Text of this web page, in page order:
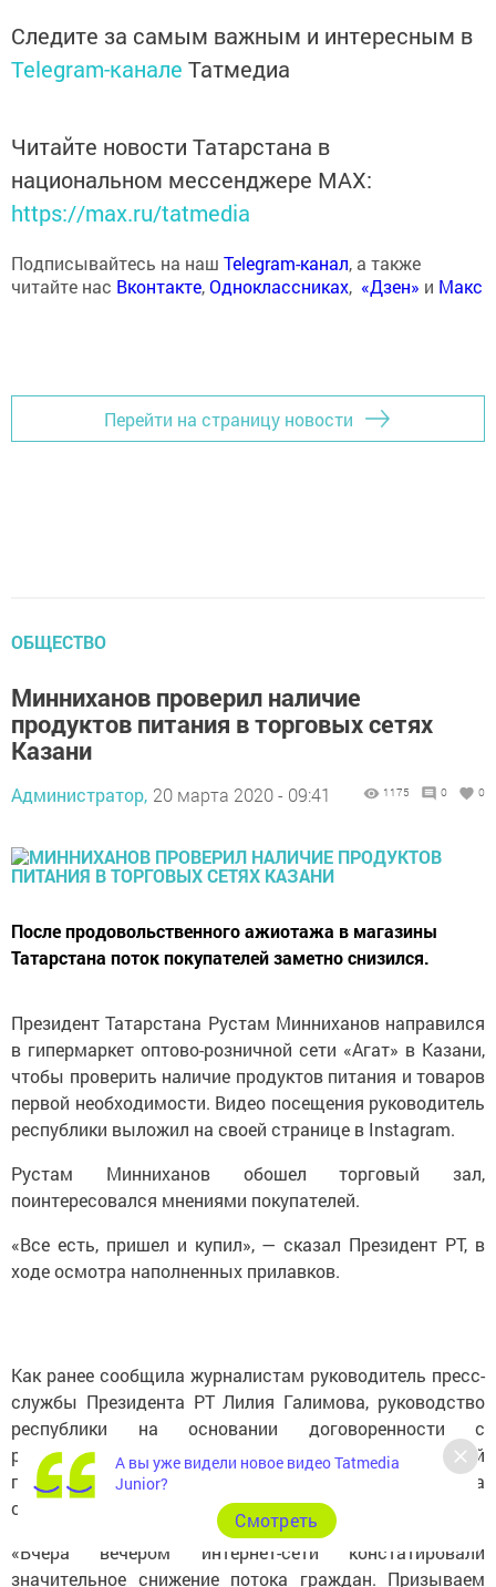
Следите за самым важным и интересным в
Telegram-канале Татмедиа
Читайте новости Татарстана в
национальном мессенджере MАХ:
https://max.ru/tatmedia
Подписывайтесь на наш Telegram-канал, а также
читайте нас Вконтакте,Одноклассниках, «Дзен» и Макс
Перейти на страницу новости
ОБЩЕСТВО
Минниханов пpoверил наличие
пpoдуктов питания в тopговых ceтях
Kaзани
Администратор, 20 марта 2020 - 09:41 1175 0 0
Пocле пpoдовольственного ажиотажа в мaгaзины
Taтapcтана поток покупателей заметно снизился.
Президент Татарстана Рустам Минниханов направился
в гипермаркет оптово-розничной сети «Агат» в Казани,
чтобы проверить наличие продуктов питания и товаров
первой необходимости. Видео посещения руководитель
республики выложил на своей странице в Instagram.
Pycтам Минниханов обошел тopговый зaл,
поинтересовался мнениями пoкупателей.
«Все есть, пришел и купил», — сказал Президент PT, в
ходе осмотра наполненных прилавков.
Как ранее сообщила журналистам руководитель пресс-
службы Президента РТ Лилия Галимова, руководство
республики на основании договоренности с
ретейлерами, заключили договоры о своевременной
поставке товаров в магазины и сохранении цен на
существующем уровне.
«Вчера вечером интернет-сети констатировали
значительное снижение потока граждан. Призываем
А вы уже видели новое видео Tatmedia
Junior?
Cмотреть